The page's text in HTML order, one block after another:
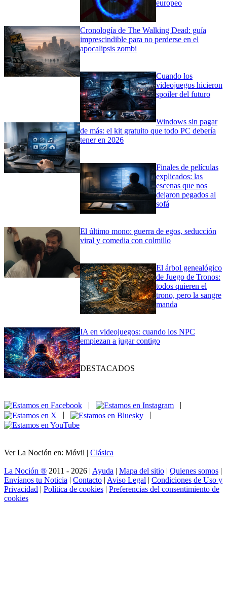
europeo
Cronología de The Walking Dead: guía
imprescindible para no perderse en el
apocalipsis zombi
Cuando los
videojuegos hicieron
spoiler del futuro
Windows sin pagar
de más: el kit gratuito que todo PC debería
tener en 2026
Finales de películas
explicados: las
escenas que nos
dejaron pegados al
sofá
El último mono: guerra de egos, seducción
viral y comedia con colmillo
El árbol genealógico
de Juego de Tronos:
todos quieren el
trono, pero la sangre
manda
IA en videojuegos: cuando los NPC
empiezan a jugar contigo
DESTACADOS
|
|
Ver La Noción en: Móvil | Clásica
La Noción ® 2011 - 2026 | Ayuda | Mapa del sitio | Quienes somos |
Envíanos tu Noticia | Contacto | Aviso Legal | Condiciones de Uso y
Privacidad | Política de cookies | Preferencias del consentimiento de
cookies